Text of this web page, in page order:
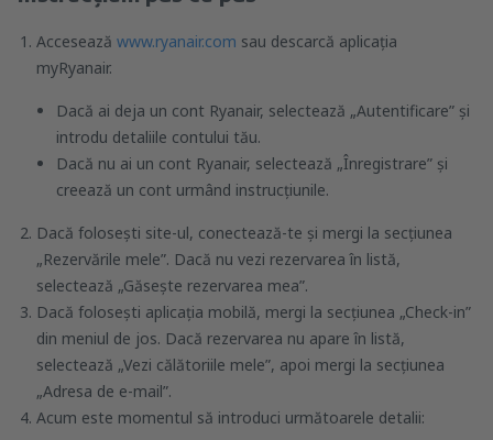
Accesează www.ryanair.com sau descarcă aplicația
myRyanair.
Dacă ai deja un cont Ryanair, selectează „Autentificare” și
introdu detaliile contului tău.
Dacă nu ai un cont Ryanair, selectează „Înregistrare” și
creează un cont urmând instrucțiunile.
Dacă folosești site-ul, conectează-te și mergi la secțiunea
„Rezervările mele”. Dacă nu vezi rezervarea în listă,
selectează „Găsește rezervarea mea”.
Dacă folosești aplicația mobilă, mergi la secțiunea „Check-in”
din meniul de jos. Dacă rezervarea nu apare în listă,
selectează „Vezi călătoriile mele”, apoi mergi la secțiunea
„Adresa de e-mail”.
Acum este momentul să introduci următoarele detalii: